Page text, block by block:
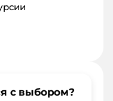
с выбором?